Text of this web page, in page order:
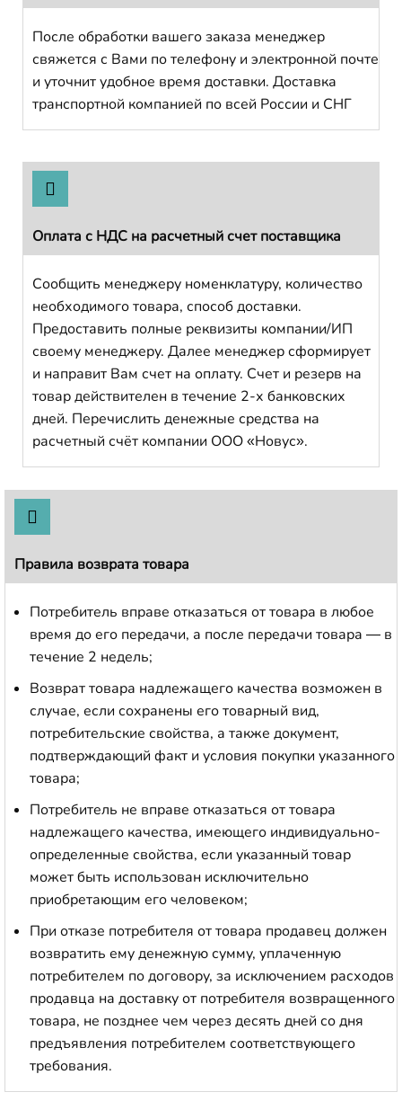
После обработки вашего заказа менеджер
свяжется с Вами по телефону и электронной почте
и уточнит удобное время доставки. Доставка
транспортной компанией по всей России и СНГ
Оплата с НДС на расчетный счет поставщика
Сообщить менеджеру номенклатуру, количество
необходимого товара, способ доставки.
Предоставить полные реквизиты компании/ИП
своему менеджеру. Далее менеджер сформирует
и направит Вам счет на оплату. Счет и резерв на
товар действителен в течение 2-х банковских
дней. Перечислить денежные средства на
расчетный счёт компании ООО «Новус».
Правила возврата товара
Потребитель вправе отказаться от товара в любое
время до его передачи, а после передачи товара — в
течение 2 недель;
Возврат товара надлежащего качества возможен в
случае, если сохранены его товарный вид,
потребительские свойства, а также документ,
подтверждающий факт и условия покупки указанного
товара;
Потребитель не вправе отказаться от товара
надлежащего качества, имеющего индивидуально-
определенные свойства, если указанный товар
может быть использован исключительно
приобретающим его человеком;
При отказе потребителя от товара продавец должен
возвратить ему денежную сумму, уплаченную
потребителем по договору, за исключением расходов
продавца на доставку от потребителя возвращенного
товара, не позднее чем через десять дней со дня
предъявления потребителем соответствующего
требования.